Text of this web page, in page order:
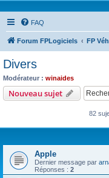
FAQ
Forum FPLogiciels FP
Divers
Modérateur : winaides
Nouveau sujet
82
Apple
Dernier message par
Réponses : 2